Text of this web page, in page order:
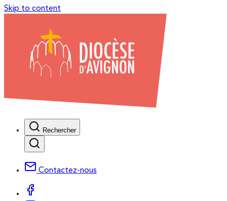
Skip to content
Rechercher
Contactez-nous